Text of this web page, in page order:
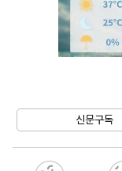
신문구독